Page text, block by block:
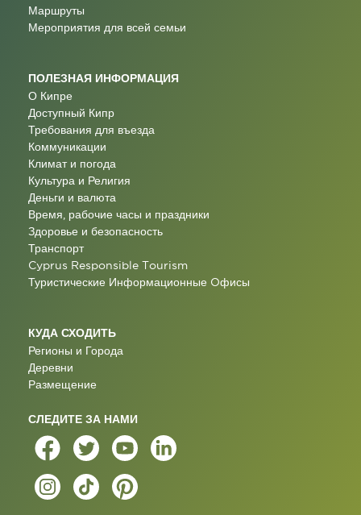
Маршруты
Мероприятия для всей семьи
ПОЛЕЗНАЯ ИНФОРМАЦИЯ
О Кипре
Доступный Кипр
Требования для въезда
Коммуникации
Климат и погода
Культура и Религия
Деньги и валюта
Время, рабочие часы и праздники
Здоровье и безопасность
Транспорт
Cyprus Responsible Tourism
Туристические Информационные Oфисы
КУДА СХОДИТЬ
Регионы и Города
Деревни
Размещение
СЛЕДИТЕ ЗА НАМИ